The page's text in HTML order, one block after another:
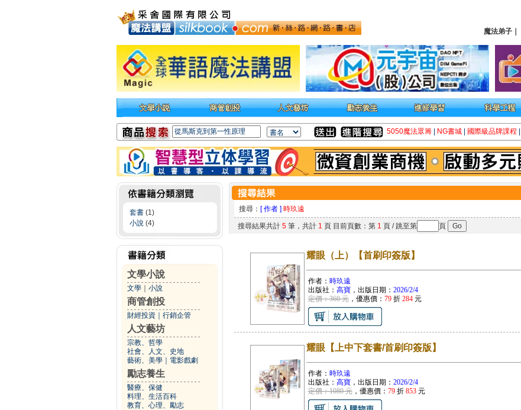
魔法弟子
5050魔法眾籌 NG書城 國際級品牌課程
套書 (1)
小說 (4)
文學小說
文學 小說
商管創投
財經投資 行銷企管
人文藝坊
宗教、哲學
社會、人文、史地
藝術、美學
電影戲劇
勵志養生
醫療、保健
料理、生活百科
教育、心理、勵志
搜尋： [ 作者 ] 時玖遠
搜尋結果共計 5筆，共計 1 頁 目前頁數：第 1 頁 / 跳至第 頁
耀眼（上）【首刷印簽版】
作者： 時玖遠
出版社： 高寶，出版日期： 2026/2/4
定價：360 元，優惠價： 79折 284元
耀眼【上中下套書/首刷印簽版】
作者： 時玖遠
出版社： 高寶，出版日期： 2026/2/4
定價：1080 元，優惠價： 79折 853元